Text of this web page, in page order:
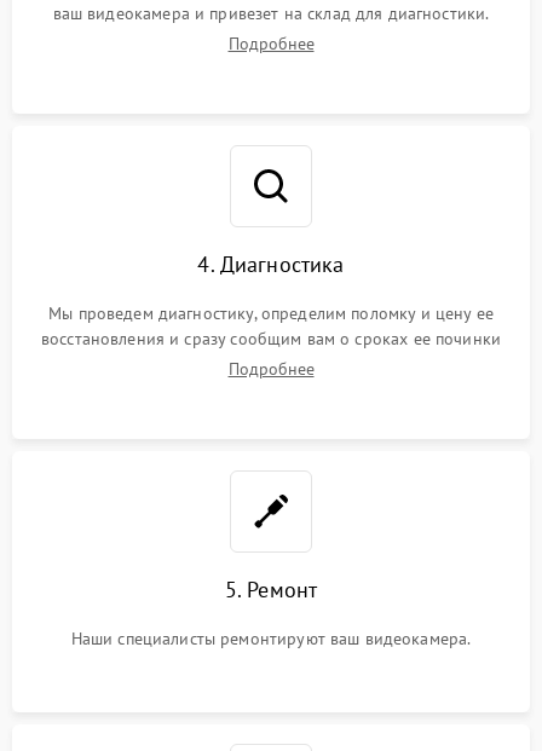
ваш видеокамера и привезет на склад для диагностики.
Подробнее
4. Диагностика
Мы проведем диагностику, определим поломку и цену ее
восстановления и сразу сообщим вам о сроках ее починки
Подробнее
5. Ремонт
Наши специалисты ремонтируют ваш видеокамера.